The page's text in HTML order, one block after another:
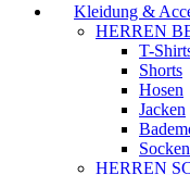
Kleidung &
HERREN
T-
Shorts
Hosen
Jacken
HERREN